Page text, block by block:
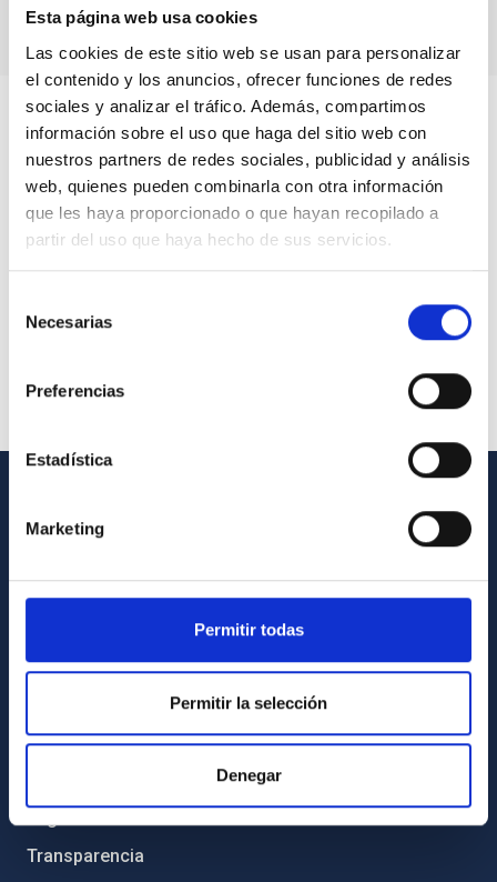
Esta página web usa cookies
Las cookies de este sitio web se usan para personalizar
el contenido y los anuncios, ofrecer funciones de redes
sociales y analizar el tráfico. Además, compartimos
información sobre el uso que haga del sitio web con
nuestros partners de redes sociales, publicidad y análisis
web, quienes pueden combinarla con otra información
que les haya proporcionado o que hayan recopilado a
partir del uso que haya hecho de sus servicios.
Necesarias
Preferencias
Estadística
Marketing
Permitir todas
Permitir la selección
Denegar
Cómo llegar al IAC
Directorio de personal
Biblioteca
Transparencia